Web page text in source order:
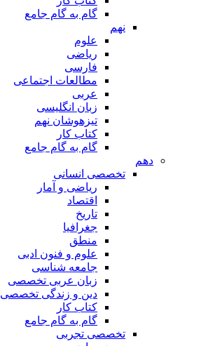
گام به گام جامع
نهم
علوم
ریاضی
فارسی
مطالعات اجتماعی
عربی
زبان انگلیسی
تیزهوشان نهم
کتاب کار
گام به گام جامع
دهم
تخصصی انسانی
ریاضی و آمار
اقتصاد
تاریخ
جغرافیا
منطق
علوم و فنون ادبی
جامعه شناسی
زبان عربی تخصصی
دین و زندگی تخصصی
کتاب کار
گام به گام جامع
تخصصی تجربی